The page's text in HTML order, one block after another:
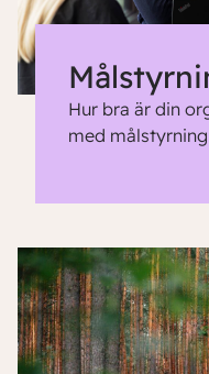
Hur bra är din
med